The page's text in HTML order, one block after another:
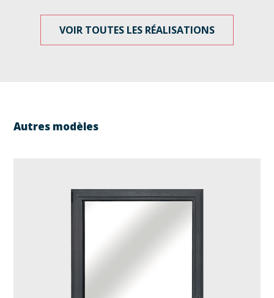
VOIR TOUTES LES RÉALISATIONS
Autres modèles